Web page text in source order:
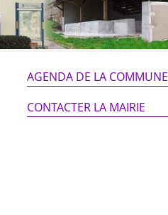
AGENDA DE LA COMMUNE
CONTACTER LA MAIRIE